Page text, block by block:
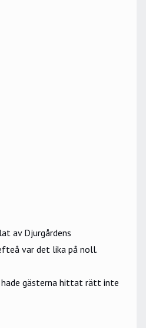
av Djurgårdens
var det lika på noll.
gästerna hittat rätt inte